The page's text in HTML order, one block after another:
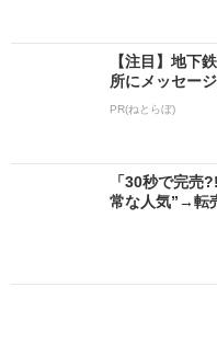
【注目】地下
所にメッセー
PR(ねとらぼ)
「30秒で完売
常な人気”→転